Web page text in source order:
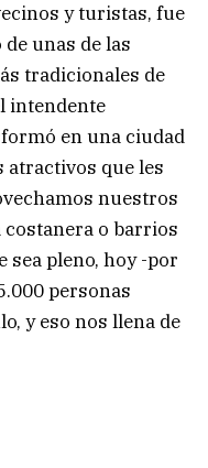
y turistas, fue
unas de las
tradicionales de
intendente
en una ciudad
atractivos que les
nuestros
o barrios
pleno, hoy -por
personas
y eso nos llena de